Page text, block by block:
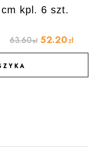
kpl. 6 szt.
63.60zł 52.20zł